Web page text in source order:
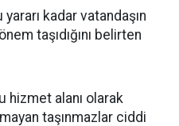
kadar vatandaşın
taşıdığını belirten
hizmet alanı olarak
taşınmazlar ciddi